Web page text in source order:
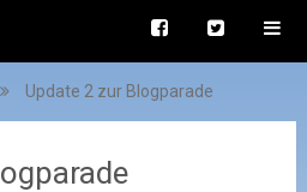
Update 2 zur Blogparade